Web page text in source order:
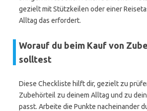
gezielt mit Stützkeilen oder einer
Alltag das erfordert.
Worauf du beim Kauf von
solltest
Diese Checkliste hilft dir, gezielt zu
Zubehörteil zu deinem Alltag und zu
passt. Arbeite die Punkte nacheinander